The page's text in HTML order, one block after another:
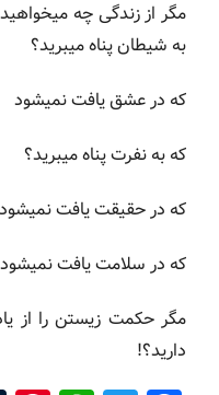
مگر از زندگی چه
به شیطان پناه میبرید؟
كه در عشق یافت نمیشود
که به نفرت پناه میبرید؟
که در حقیقت یافت نمیشود
که در سلامت یافت نمیشود
مگر حکمت زیستن را از
دارید؟!